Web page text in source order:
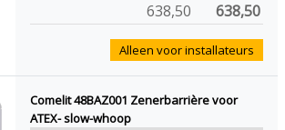
638,50 638,50
Alleen voor installateurs
Comelit 48BAZ001 Zenerbarrière voor
ATEX- slow-whoop